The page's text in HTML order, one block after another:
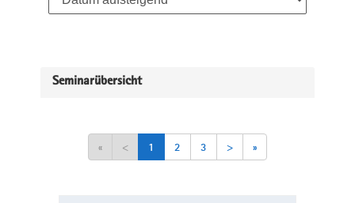
Seminarübersicht
« < 1 2 3 > »